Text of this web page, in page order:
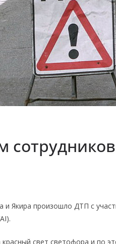
и Якира произошло ДТП с
свет светофора и по